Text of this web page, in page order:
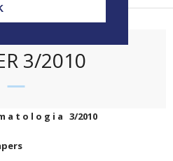
3/2010
a t o l o g i a 3/2010